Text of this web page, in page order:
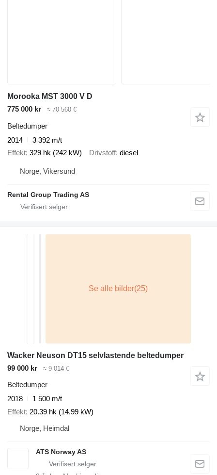
Morooka MST 3000 V D
775 000 kr
≈ 70 560 €
Beltedumper
2014
3 392 m/t
Effekt 329 hk (242 kW) Drivstoff diesel
Norge, Vikersund
Rental Group Trading AS
Wacker Neuson DT15 selvlastende beltedumper
99 000 kr
≈ 9 014 €
Beltedumper
2018
1 500 m/t
Effekt 20.39 hk (14.99 kW)
Norge, Heimdal
ATS Norway AS